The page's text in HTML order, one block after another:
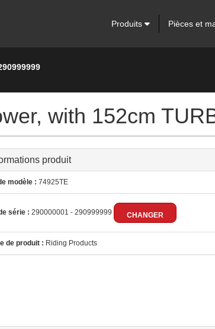
Produits Pièces et
with 152cm
produit
modèle : 74925TE
série : 290000001 - 290999999 CHANGER
de produit : Riding Products